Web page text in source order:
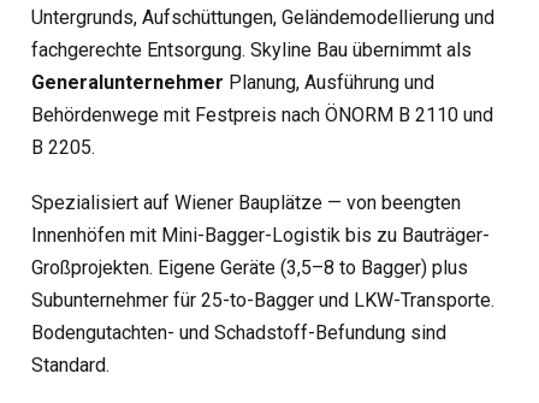
Untergrunds, Aufschüttungen, Geländemodellierung und
fachgerechte Entsorgung. Skyline Bau übernimmt als
Generalunternehmer Planung, Ausführung und
Behördenwege mit Festpreis nach ÖNORM B 2110 und
B 2205.
Spezialisiert auf Wiener Bauplätze — von beengten
Innenhöfen mit Mini-Bagger-Logistik bis zu Bauträger-
Großprojekten. Eigene Geräte (3,5–8 to Bagger) plus
Subunternehmer für 25-to-Bagger und LKW-Transporte.
Bodengutachten- und Schadstoff-Befundung sind
Standard.